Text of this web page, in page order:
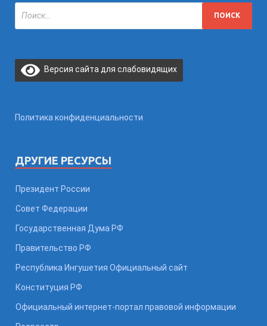
Версия сайта для слабовидящих
Политика конфиденциальности
ДРУГИЕ РЕСУРСЫ
Президент России
Совет Федерации
Государственная Дума РФ
Правительство РФ
Республика Ингушетия Официальный сайт
Конституция РФ
Официальный интернет-портал правовой информации